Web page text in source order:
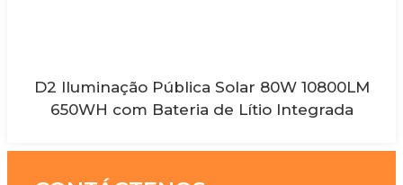
D2 Iluminação Pública Solar 80W 10800LM
650WH com Bateria de Lítio Integrada